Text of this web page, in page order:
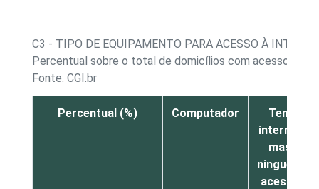
C3 - TIPO DE EQUIPAMENTO PARA ACESSO À
Percentual sobre o total de domicílios com acesso a
Fonte: CGI.br
Percentual (%) Computador
Tem
internet
mas
ninguém
acessa